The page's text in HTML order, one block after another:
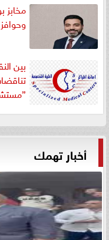
مخابز
بين
أخبار تهمك